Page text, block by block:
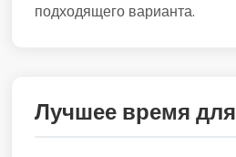
подходящего варианта.
Лучшее время